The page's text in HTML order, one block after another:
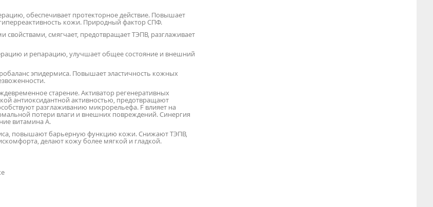
обеспечивает протекторное действие. Повышает
кожи. Природный фактор СПФ.
смягчает, предотвращает ТЭПВ, разглаживает
и репарацию, улучшает общее состояние и внешний
эпидермиса. Повышает эластичность кожных
старение. Активатор регенеративных
антиоксидантной активностью, предотвращают
разглаживанию микрорельефа. F влияет на
потери влаги и внешних повреждений. Синергия
витамина А.
повышают барьерную функцию кожи. Снижают ТЭПВ,
делают кожу более мягкой и гладкой.